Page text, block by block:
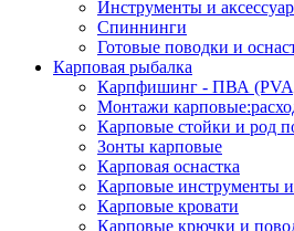
Инструменты и
Спиннинги
Готовые поводки и
Карповая рыбалка
Карпфишинг - ПВА
Монтажи
Карповые стойки и род
Зонты карповые
Карповая оснастка
Карповые инструменты и
Карповые кровати
Карповые крючки и